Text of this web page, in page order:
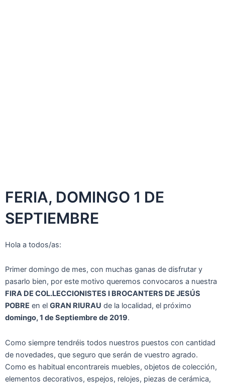
FERIA, DOMINGO 1 DE
SEPTIEMBRE
Hola a todos/as:
Primer domingo de mes, con muchas ganas de disfrutar y
pasarlo bien, por este motivo queremos convocaros a nuestra
FIRA DE COL.LECCIONISTES I BROCANTERS DE JESÚS
POBRE en el GRAN RIURAU de la localidad, el próximo
domingo, 1 de Septiembre de 2019.
Como siempre tendréis todos nuestros puestos con cantidad
de novedades, que seguro que serán de vuestro agrado.
Como es habitual encontrareis muebles, objetos de colección,
elementos decorativos, espejos, relojes, piezas de cerámica,